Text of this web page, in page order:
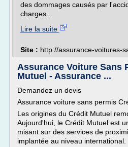
des dommages causés par
charges...
Lire la suite
Site : http://assurance-voitures-
Assurance Voiture Sans
Mutuel - Assurance ...
Demandez un devis
Assurance voiture sans permis
Les origines du Crédit Mutuel
Aujourd'hui, le Crédit Mutuel est
misant sur des services de
implantée au niveau international.